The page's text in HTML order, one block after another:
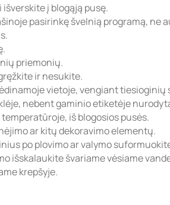
į blogąją pusę.
pasirinkę švelnią programą, ne
priemonių.
ir nesukite.
vietoje, vengiant tiesioginių
nebent gaminio etiketėje
iš blogosios pusės.
ar kitų dekoravimo elementų.
po plovimo ar valymo
išskalaukite švariame vėsiame
krepšyje.